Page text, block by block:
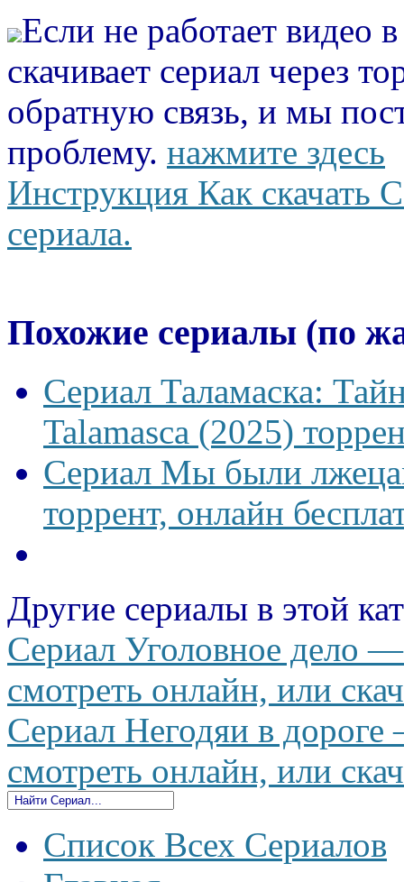
Если не работает видео
скачивает сериал через
обратную связь, и мы
проблему. нажмите здесь
Инструкция Как скачать
сериала.
Похожие сериалы (по
Сериал Таламаска:
Talamasca (2025)
Сериал Мы были
торрент, онлайн
Другие сериалы в этой
Сериал Уголовное дело
смотреть онлайн, или
Сериал Негодяи в
смотреть онлайн, или
Список Всех Сериалов